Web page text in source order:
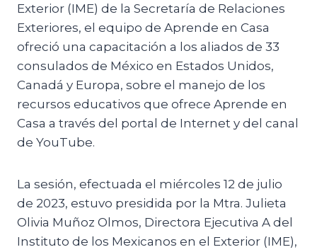
Exterior (IME) de la Secretaría de Relaciones
Exteriores, el equipo de Aprende en Casa
ofreció una capacitación a los aliados de 33
consulados de México en Estados Unidos,
Canadá y Europa, sobre el manejo de los
recursos educativos que ofrece Aprende en
Casa a través del portal de Internet y del canal
de YouTube.
La sesión, efectuada el miércoles 12 de julio
de 2023, estuvo presidida por la Mtra. Julieta
Olivia Muñoz Olmos, Directora Ejecutiva A del
Instituto de los Mexicanos en el Exterior (IME),